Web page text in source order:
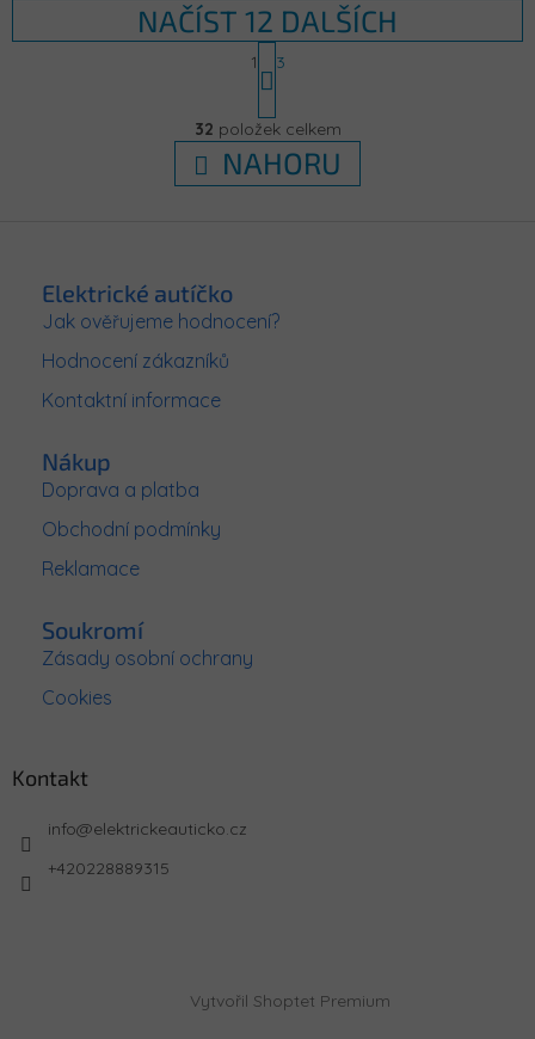
v
l
á
d
v
NAČÍST 12 DALŠÍCH
S
t
r
n
k
o
v
1 3
32 položek celkem
NAHORU
Elektrické autíčko
Jak ověřujeme hodnocení?
Hodnocení zákazníků
Kontaktní informace
Nákup
Doprava a platba
Obchodní podmínky
Reklamace
Soukromí
Zásady osobní ochrany
Cookies
Kontakt
info@elektrickeauticko.cz
+420228889315
Vytvořil Shoptet Premium